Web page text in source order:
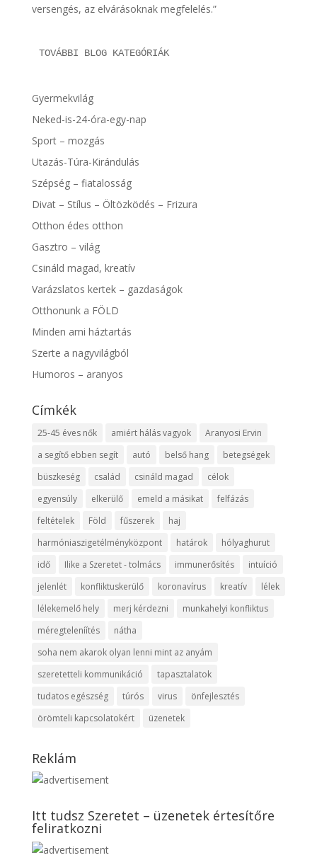
versengés, az elvárásoknak megfelelés.”
TOVÁBBI BLOG KATEGÓRIÁK
Gyermekvilág
Neked-is-24-óra-egy-nap
Sport – mozgás
Utazás-Túra-Kirándulás
Szépség – fiatalosság
Divat – Stílus – Öltözködés – Frizura
Otthon édes otthon
Gasztro – világ
Csináld magad, kreatív
Varázslatos kertek – gazdaságok
Otthonunk a FÖLD
Minden ami háztartás
Szerte a nagyvilágból
Humoros – aranyos
Címkék
25-45 éves nők amiért hálás vagyok
Aranyosi Ervin
a segítő ebben segít
autó belső hang
betegségek
büszkeség
család csináld magad
célok
egyensúly
elkerülő emeld a másikat
felfázás
feltételek
Föld fűszerek
haj
harmóniaszigetélményközpont
határok
hólyaghurut
idő
Ilike a Szeretet - tolmács immunerősítés
intuíció
jelenlét
konfliktuskerülő koronavírus kreatív
lélek
lélekemelő hely
merj kérdezni
munkahelyi konfliktus
méregteleníítés
nátha
soha nem akarok olyan lenni mint az anyám
szeretetteli kommunikáció
tapasztalatok
tudatos egészség
túrós virus
önfejlesztés
örömteli kapcsolatokért
üzenetek
Reklám
Itt tudsz Szeretet – üzenetek értesítőre
feliratkozni